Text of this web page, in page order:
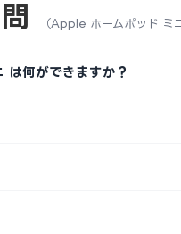
（Apple ホームポッド ミ
何ができますか？